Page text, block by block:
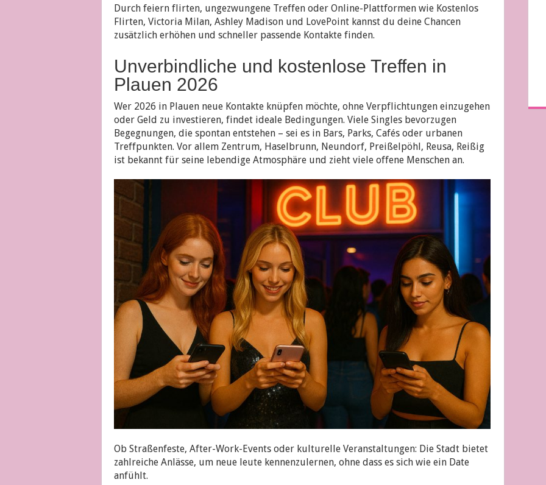
Durch feiern flirten, ungezwungene Treffen oder Online-Plattformen wie Kostenlos
Flirten, Victoria Milan, Ashley Madison und LovePoint kannst du deine Chancen
zusätzlich erhöhen und schneller passende Kontakte finden.
Unverbindliche und kostenlose Treffen in
Plauen 2026
Wer 2026 in Plauen neue Kontakte knüpfen möchte, ohne Verpflichtungen einzugehen
oder Geld zu investieren, findet ideale Bedingungen. Viele Singles bevorzugen
Begegnungen, die spontan entstehen – sei es in Bars, Parks, Cafés oder urbanen
Treffpunkten. Vor allem Zentrum, Haselbrunn, Neundorf, Preißelpöhl, Reusa, Reißig
ist bekannt für seine lebendige Atmosphäre und zieht viele offene Menschen an.
Ob Straßenfeste, After-Work-Events oder kulturelle Veranstaltungen: Die Stadt bietet
zahlreiche Anlässe, um neue leute kennenzulernen, ohne dass es sich wie ein Date
anfühlt.